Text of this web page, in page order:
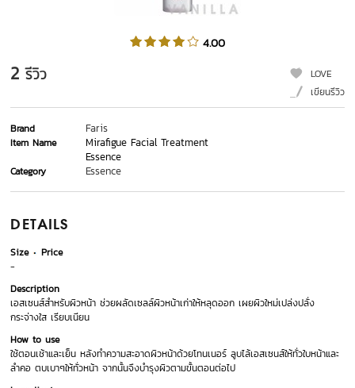
4.00
2 รีวิว
LOVE
เขียนรีวิว
Brand Faris
Item Name
Mirafigue Facial Treatment
Essence
Category Essence
DETAILS
Size
Price
-
Description
เอสเซนส์สำหรับผิวหน้า ช่วยผลัดเซลล์ผิวหน้าเก่าให้หลุดออก เผยผิวใหม่เปล่งปลั่ง
กระจ่างใส เรียบเนียน
How to use
ใช้ตอนเช้าและเย็น หลังทำความสะอาดผิวหน้าด้วยโทนเนอร์ ลูบไล้เอสเซนส์ให้ทั่วใบหน้าและ
ลำคอ ตบเบาๆให้ทั่วหน้า จากนั้นจึงบำรุงผิวตามขั้นตอนต่อไป